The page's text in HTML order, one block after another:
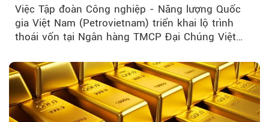
Việc Tập đoàn Công nghiệp - Năng lượng Quốc
gia Việt Nam (Petrovietnam) triển khai lộ trình
thoái vốn tại Ngân hàng TMCP Đại Chúng Việt